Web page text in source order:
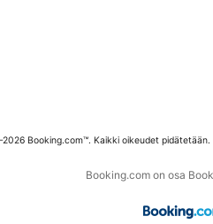
Booking.com™. Kaikki oikeudet pidätetään.
Booking.com on osa